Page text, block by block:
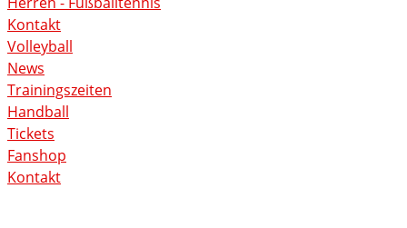
Kontakt
Volleyball
News
Trainingszeiten
Handball
Tickets
Fanshop
Kontakt